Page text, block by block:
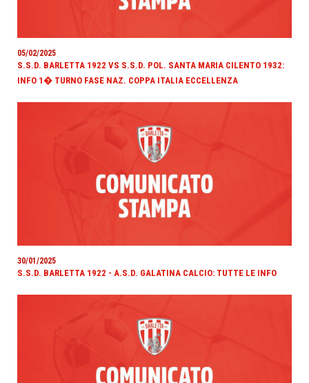
05/02/2025
S.S.D. BARLETTA 1922 VS S.S.D. POL. SANTA MARIA CILENTO 1932:
INFO 1� TURNO FASE NAZ. COPPA ITALIA ECCELLENZA
30/01/2025
S.S.D. BARLETTA 1922 - A.S.D. GALATINA CALCIO: TUTTE LE INFO